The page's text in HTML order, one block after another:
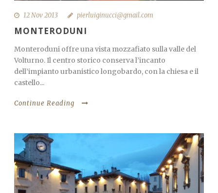
12 Nov 2013 pierluiginucci@gmail.com
MONTERODUNI
Monteroduni offre una vista mozzafiato sulla valle del
Volturno. Il centro storico conserva l’incanto
dell’impianto urbanistico longobardo, con la chiesa e il
castello...
Continue Reading